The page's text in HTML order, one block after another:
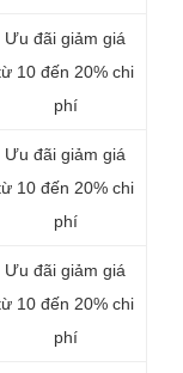
Ưu đãi giảm giá
10 đến 20% chi
phí
Ưu đãi giảm giá
10 đến 20% chi
phí
Ưu đãi giảm giá
10 đến 20% chi
phí